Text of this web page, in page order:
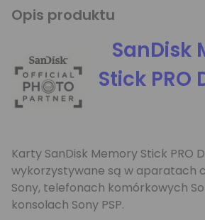
Opis produktu
SanDisk
Stick PRO
Karty SanDisk Memory Stick PRO
wykorzystywane są w aparatach
Sony, telefonach komórkowych
konsolach Sony PSP.